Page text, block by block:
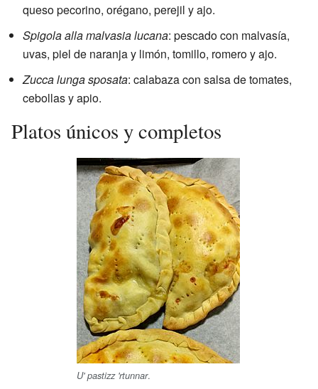
queso pecorino, orégano, perejil y ajo.
Spigola alla malvasia lucana: pescado con malvasía,
uvas, piel de naranja y limón, tomillo, romero y ajo.
Zucca lunga sposata: calabaza con salsa de tomates,
cebollas y apio.
Platos únicos y completos
U' pastizz 'rtunnar.